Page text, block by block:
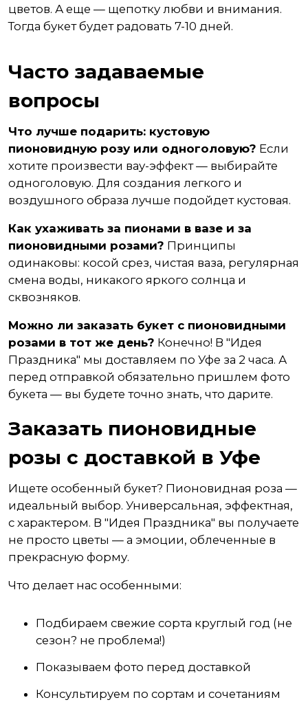
цветов. А еще — щепотку любви и внимания.
Тогда букет будет радовать 7-10 дней.
Часто задаваемые
вопросы
Что лучше подарить: кустовую
пионовидную розу или одноголовую? Если
хотите произвести вау-эффект — выбирайте
одноголовую. Для создания легкого и
воздушного образа лучше подойдет кустовая.
Как ухаживать за пионами в вазе и за
пионовидными розами? Принципы
одинаковы: косой срез, чистая ваза, регулярная
смена воды, никакого яркого солнца и
сквозняков.
Можно ли заказать букет с пионовидными
розами в тот же день? Конечно! В "Идея
Праздника" мы доставляем по Уфе за 2 часа. А
перед отправкой обязательно пришлем фото
букета — вы будете точно знать, что дарите.
Заказать пионовидные
розы с доставкой в Уфе
Ищете особенный букет? Пионовидная роза —
идеальный выбор. Универсальная, эффектная,
с характером. В "Идея Праздника" вы получаете
не просто цветы — а эмоции, облеченные в
прекрасную форму.
Что делает нас особенными:
Подбираем свежие сорта круглый год (не
сезон? не проблема!)
Показываем фото перед доставкой
Консультируем по сортам и сочетаниям